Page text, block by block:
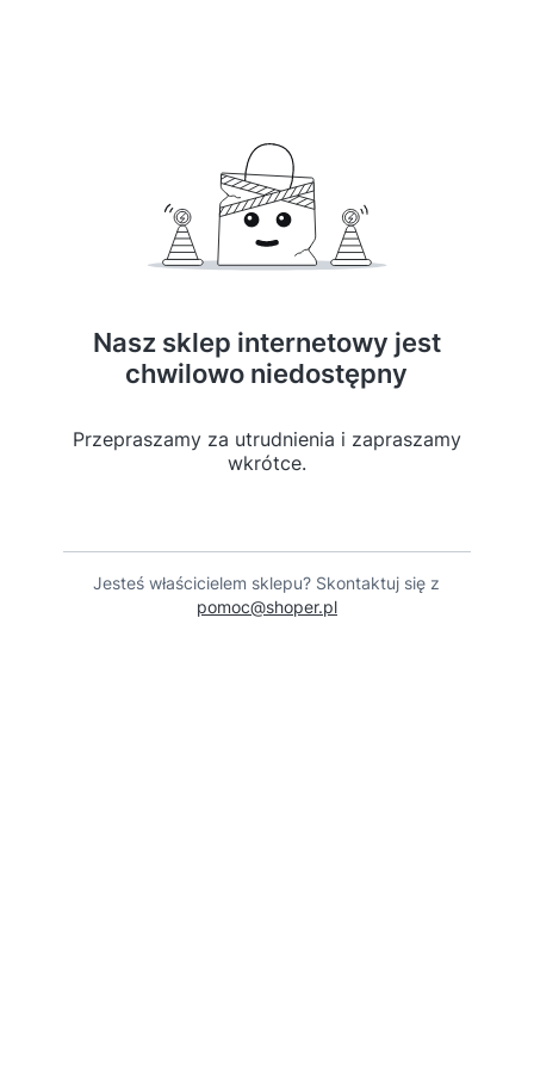
Nasz sklep internetowy jest
chwilowo niedostępny
Przepraszamy za utrudnienia i zapraszamy
wkrótce.
Jesteś właścicielem sklepu? Skontaktuj się z
pomoc@shoper.pl